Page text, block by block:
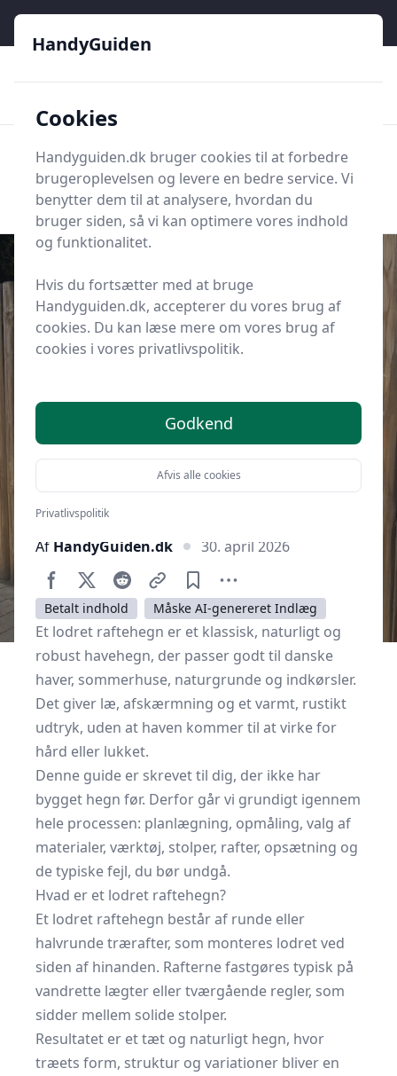
HandyGuiden
Søg nu
Søg nu
Udgivet iGør-det-selv
Guide: Sådan bygger du et lodret
Af HandyGuiden.dk 30. april 2026
Betalt indhold Måske AI-genereret Indlæg
Et lodret raftehegn er et klassisk, naturligt og
robust havehegn, der passer godt til danske
haver, sommerhuse, naturgrunde og indkørsler.
Det giver læ, afskærmning og et varmt, rustikt
udtryk, uden at haven kommer til at virke for
hård eller lukket.
Denne guide er skrevet til dig, der ikke har
bygget hegn før. Derfor går vi grundigt igennem
hele processen: planlægning, opmåling, valg af
materialer, værktøj, stolper, rafter, opsætning og
de typiske fejl, du bør undgå.
Hvad er et lodret raftehegn?
Et lodret raftehegn består af runde eller
halvrunde trærafter, som monteres lodret ved
siden af hinanden. Rafterne fastgøres typisk på
vandrette lægter eller tværgående regler, som
sidder mellem solide stolper.
Resultatet er et tæt og naturligt hegn, hvor
træets form, struktur og variationer bliver en
HandyGuiden
Cookies
Handyguiden.dk bruger cookies til at forbedre
brugeroplevelsen og levere en bedre service. Vi
benytter dem til at analysere, hvordan du
bruger siden, så vi kan optimere vores indhold
og funktionalitet.
Hvis du fortsætter med at bruge
Handyguiden.dk, accepterer du vores brug af
cookies. Du kan læse mere om vores brug af
cookies i vores privatlivspolitik.
Godkend
Afvis alle cookies
Privatlivspolitik